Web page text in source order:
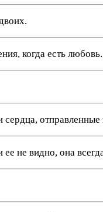
когда есть любовь.
отправленные
не видно, она